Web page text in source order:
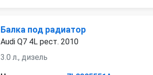
Балка под радиатор
Audi Q7 4L рест. 2010
3.0 л., дизель